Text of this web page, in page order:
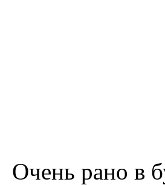
Очень рано в